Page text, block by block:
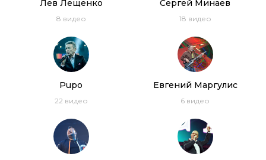
Дискотека 80-х 2019. Лучшие моменты фестиваля
Авторадио
Лев Лещенко
8 видео
Сергей Минаев
18 видео
Pupo
22 видео
Евгений Маргулис
6 видео